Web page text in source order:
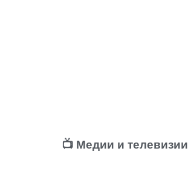
📺 Медии и телевизии